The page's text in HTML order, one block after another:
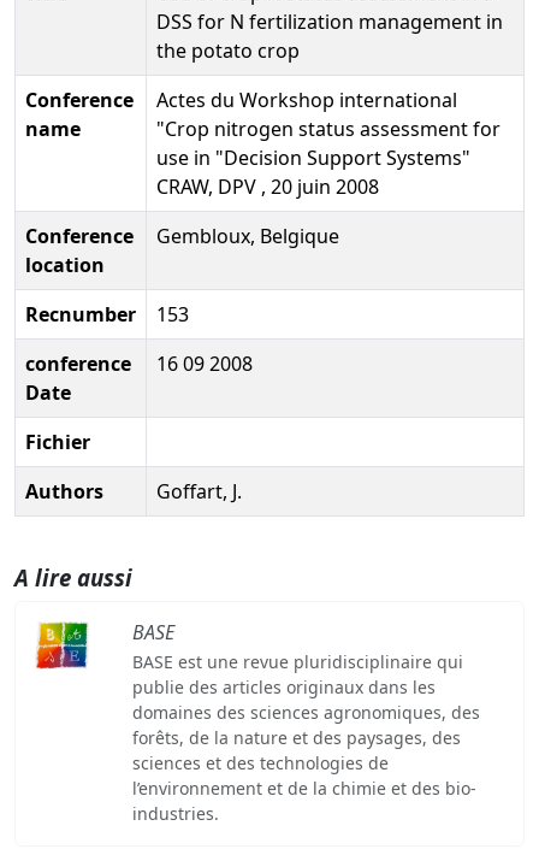
DSS for N fertilization management in
the potato crop
Conference
name
Actes du Workshop international
"Crop nitrogen status assessment for
use in "Decision Support Systems"
CRAW, DPV , 20 juin 2008
Conference
location
Gembloux, Belgique
Recnumber
153
conference
Date
16 09 2008
Fichier
Authors
Goffart, J.
A lire aussi
BASE
BASE est une revue pluridisciplinaire qui
publie des articles originaux dans les
domaines des sciences agronomiques, des
forêts, de la nature et des paysages, des
sciences et des technologies de
l’environnement et de la chimie et des bio-
industries.